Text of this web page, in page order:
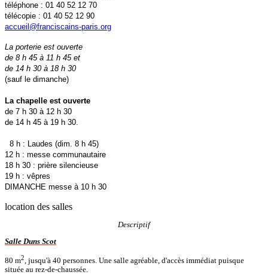
téléphone : 01 40 52 12 70
télécopie : 01 40 52 12 90
accueil@franciscains-paris.org
La porterie est ouverte
de 8 h 45 à 11 h 45 et
de 14 h 30 à 18 h 30
(sauf le dimanche)
La chapelle est ouverte
de 7 h 30 à 12 h 30
de 14 h 45 à 19 h 30.
8 h : Laudes (dim. 8 h 45)
12 h : messe communautaire
18 h 30 : prière silencieuse
19 h : vêpres
DIMANCHE messe à 10 h 30
location des salles
Descriptif
Salle Duns Scot
80 m2, jusqu'à 40 personnes. Une salle agréable, d'accès immédiat puisque
située au rez-de-chaussée.